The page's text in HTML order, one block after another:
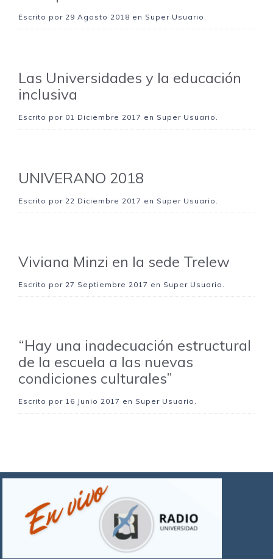
Escrito por 29 Agosto 2018 en Super Usuario.
Las Universidades y la educación
inclusiva
Escrito por 01 Diciembre 2017 en Super Usuario.
UNIVERANO 2018
Escrito por 22 Diciembre 2017 en Super Usuario.
Viviana Minzi en la sede Trelew
Escrito por 27 Septiembre 2017 en Super Usuario.
“Hay una inadecuación estructural
de la escuela a las nuevas
condiciones culturales”
Escrito por 16 Junio 2017 en Super Usuario.